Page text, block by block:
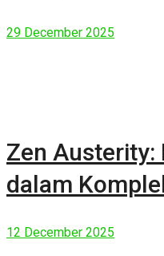
29 December 2025
Zen Austerity:
dalam
12 December 2025